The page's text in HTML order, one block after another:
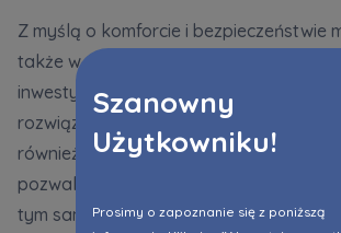
Szanowny
Użytkowniku!
Prosimy o zapoznanie się z poniższą
Z myślą o komforcie i bezpieczeństwie
także w trosce o środowisko
inwestycji pakiet eco. To szereg
rozwiązań dostępnych zarówno w
również na terenie osiedla.
pozwalają m.in. w łatwy sposób
tym samym oszczędzać na rachunkach